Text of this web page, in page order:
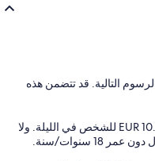
التالية. قد تتضمن هذه
تفرض المدينة ضريبة قدرها 10.00 EUR للشخص في الليلة. ولا
سنوات/سنة.